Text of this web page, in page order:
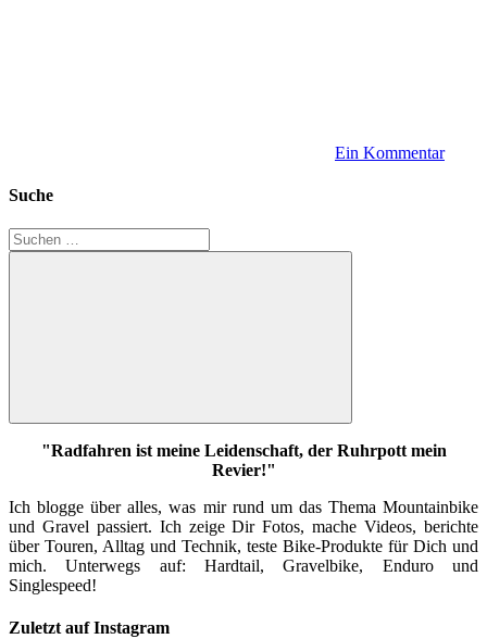
Ein Kommentar
Suche
Suchen
nach:
Suchen
"Radfahren ist meine Leidenschaft, der Ruhrpott mein
Revier!"
Ich blogge über alles, was mir rund um das Thema Mountainbike
und Gravel passiert. Ich zeige Dir Fotos, mache Videos, berichte
über Touren, Alltag und Technik, teste Bike-Produkte für Dich und
mich. Unterwegs auf: Hardtail, Gravelbike, Enduro und
Singlespeed!
Zuletzt auf Instagram